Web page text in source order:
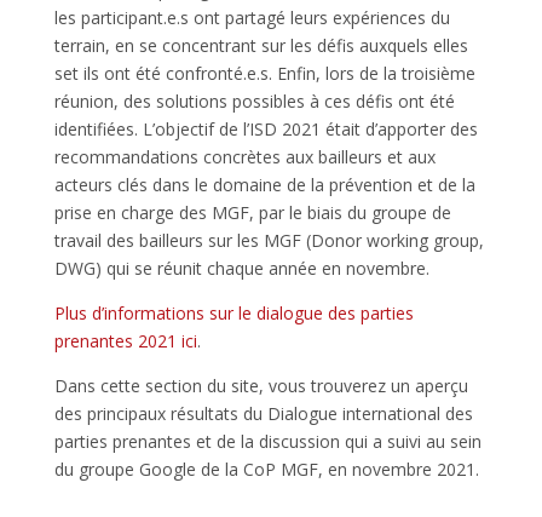
les participant.e.s ont partagé leurs expériences du
terrain, en se concentrant sur les défis auxquels elles
set ils ont été confronté.e.s. Enfin, lors de la troisième
réunion, des solutions possibles à ces défis ont été
identifiées. L’objectif de l’ISD 2021 était d’apporter des
recommandations concrètes aux bailleurs et aux
acteurs clés dans le domaine de la prévention et de la
prise en charge des MGF, par le biais du groupe de
travail des bailleurs sur les MGF (Donor working group,
DWG) qui se réunit chaque année en novembre.
Plus d’informations sur le dialogue des parties
prenantes 2021 ici.
Dans cette section du site, vous trouverez un aperçu
des principaux résultats du Dialogue international des
parties prenantes et de la discussion qui a suivi au sein
du groupe Google de la CoP MGF, en novembre 2021.